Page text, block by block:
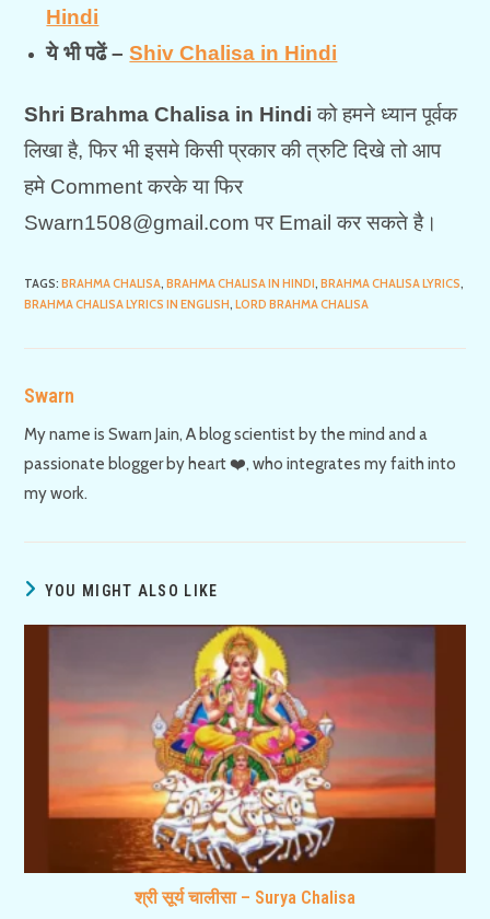
Hindi
ये भी पढें –Shiv Chalisa in Hindi
Shri Brahma Chalisa in Hindi को हमने ध्यान पूर्वक
लिखा है, फिर भी इसमे किसी प्रकार की त्रुटि दिखे तो आप
हमे Comment करके या फिर
Swarn1508@gmail.com पर Email कर सकते है।
TAGS:BRAHMA CHALISA BRAHMA CHALISA IN HINDI BRAHMA CHALISA LYRICS
BRAHMA CHALISA LYRICS IN ENGLISH LORD BRAHMA CHALISA
Swarn
My name is Swarn Jain, A blog scientist by the mind and a
passionate blogger by heart ❤️, who integrates my faith into
my work.
YOU MIGHT ALSO LIKE
श्री सूर्य चालीसा – Surya Chalisa